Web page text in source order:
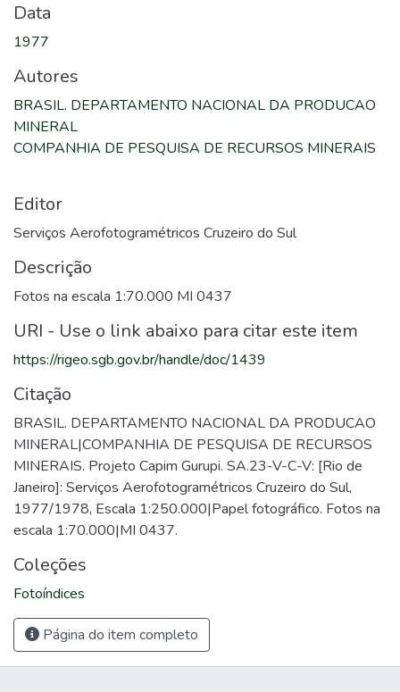
Data
1977
Autores
BRASIL. DEPARTAMENTO NACIONAL DA PRODUCAO
MINERAL
COMPANHIA DE PESQUISA DE RECURSOS MINERAIS
Editor
Serviços Aerofotogramétricos Cruzeiro do Sul
Descrição
Fotos na escala 1:70.000 MI 0437
URI - Use o link abaixo para citar este item
https://rigeo.sgb.gov.br/handle/doc/1439
Citação
BRASIL. DEPARTAMENTO NACIONAL DA PRODUCAO
MINERAL|COMPANHIA DE PESQUISA DE RECURSOS
MINERAIS. Projeto Capim Gurupi. SA.23-V-C-V: [Rio de
Janeiro]: Serviços Aerofotogramétricos Cruzeiro do Sul,
1977/1978, Escala 1:250.000|Papel fotográfico. Fotos na
escala 1:70.000|MI 0437.
Coleções
Fotoíndices
Página do item completo